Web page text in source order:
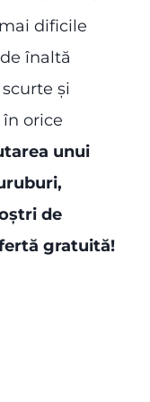
dificile
înaltă
și
orice
unui
de
gratuită!